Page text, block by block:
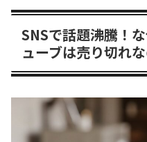
SNSで話題沸騰！
ューブは売り切れ